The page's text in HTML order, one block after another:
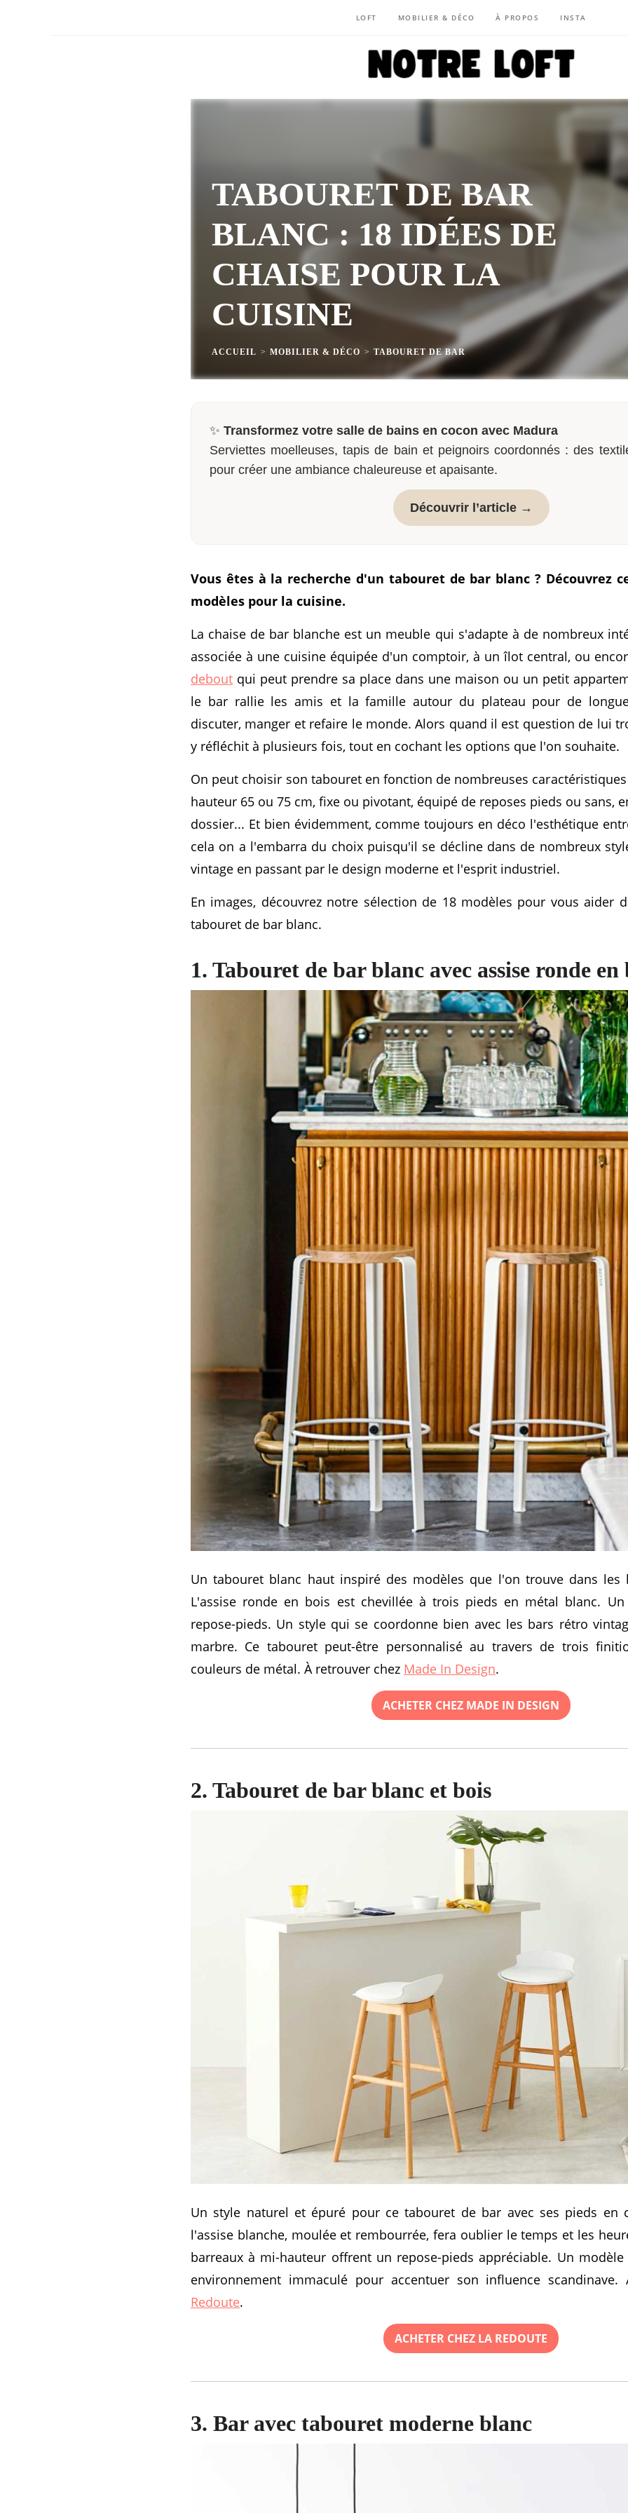
LOFT MOBILIER & DÉCO À PROPOS INSTA
TABOURET DE BAR
BLANC : 18 IDÉES DE
CHAISE POUR LA
CUISINE
ACCUEIL > MOBILIER & DÉCO > TABOURET DE BAR
✨ Transformez votre salle de bains en cocon avec Madura
Serviettes moelleuses, tapis de bain et peignoirs coordonnés : des
pour créer une ambiance chaleureuse et apaisante.
Découvrir l’article →
Vous êtes à la recherche d'un tabouret de bar blanc ? Découvrez
modèles pour la cuisine.
La chaise de bar blanche est un meuble qui s'adapte à de nombreux
associée à une cuisine équipée d'un comptoir, à un îlot central, ou
debout qui peut prendre sa place dans une maison ou un petit
le bar rallie les amis et la famille autour du plateau pour de
discuter, manger et refaire le monde. Alors quand il est question de lui
y réfléchit à plusieurs fois, tout en cochant les options que l'on souhaite.
On peut choisir son tabouret en fonction de nombreuses
hauteur 65 ou 75 cm, fixe ou pivotant, équipé de reposes pieds ou sans,
dossier... Et bien évidemment, comme toujours en déco l'esthétique
cela on a l'embarra du choix puisqu'il se décline dans de nombreux
vintage en passant par le design moderne et l'esprit industriel.
En images, découvrez notre sélection de 18 modèles pour vous aider
tabouret de bar blanc.
1. Tabouret de bar blanc avec assise ronde en
Un tabouret blanc haut inspiré des modèles que l'on trouve dans les
L'assise ronde en bois est chevillée à trois pieds en métal blanc.
repose-pieds. Un style qui se coordonne bien avec les bars rétro
marbre. Ce tabouret peut-être personnalisé au travers de trois
couleurs de métal. À retrouver chez Made In Design.
ACHETER CHEZ MADE IN DESIGN
2. Tabouret de bar blanc et bois
Un style naturel et épuré pour ce tabouret de bar avec ses pieds en
l'assise blanche, moulée et rembourrée, fera oublier le temps et les
barreaux à mi-hauteur offrent un repose-pieds appréciable. Un
environnement immaculé pour accentuer son influence
Redoute.
ACHETER CHEZ LA REDOUTE
3. Bar avec tabouret moderne blanc